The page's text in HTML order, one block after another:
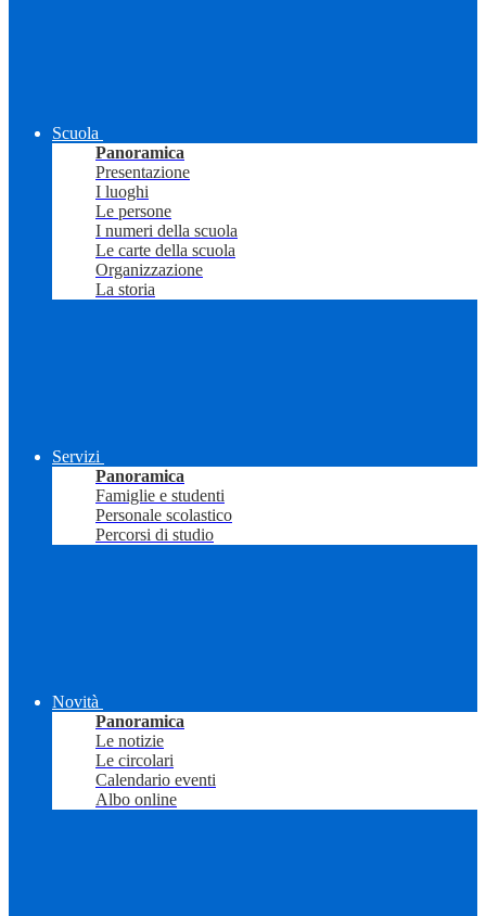
Scuola
Panoramica
Presentazione
I luoghi
Le persone
I numeri della scuola
Le carte della scuola
Organizzazione
La storia
Servizi
Panoramica
Famiglie e studenti
Personale scolastico
Percorsi di studio
Novità
Panoramica
Le notizie
Le circolari
Calendario eventi
Albo online